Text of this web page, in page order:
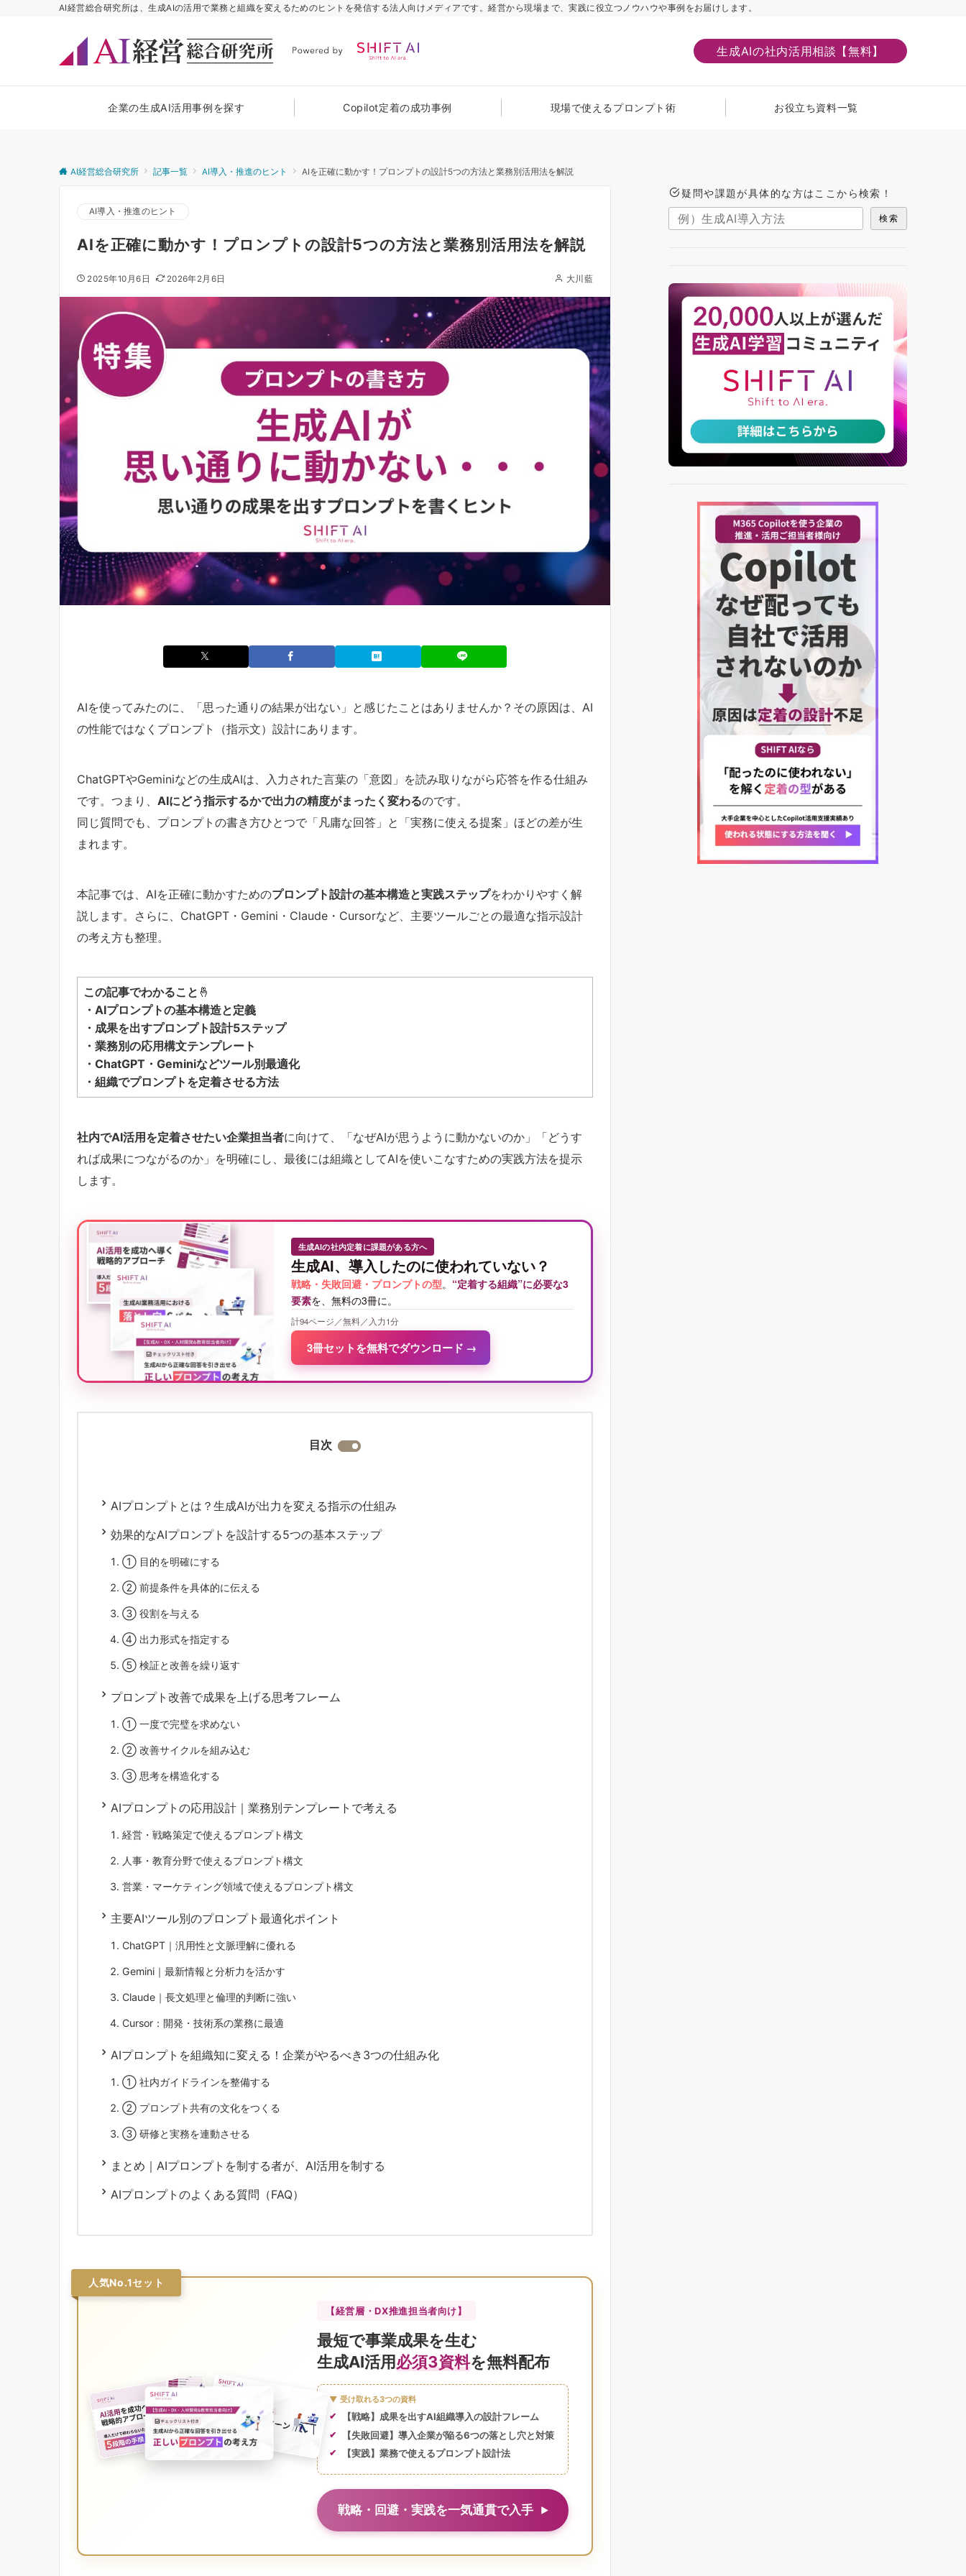
AI経営総合研究所は、生成AIの活用で業務と組織を変えるためのヒントを発信する法人向けメディアです。経営から現場まで、実践に役立つノウハウや事例をお届けします。
生成AIの社内活用相談【無料】
企業の生成AI活用事例を探す Copilot定着の成功事例 現場で使えるプロンプト術 お役立ち資料一覧
AI経営総合研究所 記事一覧 AI導入・推進のヒント AIを正確に動かす！プロンプトの設計5つの方法と業務別活用法を解説
AI導入・推進のヒント
AIを正確に動かす！プロンプトの設計5つの方法と業務別活用法を解説
2025年10月6日 2026年2月6日 大川藍
AIを使ってみたのに、「思った通りの結果が出ない」と感じたことはありませんか？その原因は、AI
の性能ではなくプロンプト（指示文）設計にあります。
ChatGPTやGeminiなどの生成AIは、入力された言葉の「意図」を読み取りながら応答を作る仕組み
です。つまり、 AIにどう指示するかで出力の精度がまったく変わるのです。
同じ質問でも、プロンプトの書き方ひとつで「凡庸な回答」と「実務に使える提案」ほどの差が生
まれます。
本記事では、AIを正確に動かすためのプロンプト設計の基本構造と実践ステップをわかりやすく解
説します。さらに、ChatGPT・Gemini・Claude・Cursorなど、主要ツールごとの最適な指示設計
の考え方も整理。
この記事でわかること 🤞
・AIプロンプトの基本構造と定義
・成果を出すプロンプト設計5ステップ
・業務別の応用構文テンプレート
・ChatGPT・Geminiなどツール別最適化
・組織でプロンプトを定着させる方法
社内でAI活用を定着させたい企業担当者に向けて、「なぜAIが思うように動かないのか」「どうす
れば成果につながるのか」を明確にし、最後には組織としてAIを使いこなすための実践方法を提示
します。
生成AIの社内定着に課題がある方へ
生成AI、導入したのに使われていない？
戦略・失敗回避・プロンプトの型。 “定着する組織”に必要な3
要素を、無料の3冊に。
計94ページ／無料／入力1分
3冊セットを無料でダウンロード →
目次
AIプロンプトとは？生成AIが出力を変える指示の仕組み
効果的なAIプロンプトを設計する5つの基本ステップ
① 目的を明確にする
② 前提条件を具体的に伝える
③ 役割を与える
④ 出力形式を指定する
⑤ 検証と改善を繰り返す
プロンプト改善で成果を上げる思考フレーム
① 一度で完璧を求めない
② 改善サイクルを組み込む
③ 思考を構造化する
AIプロンプトの応用設計｜業務別テンプレートで考える
経営・戦略策定で使えるプロンプト構文
人事・教育分野で使えるプロンプト構文
営業・マーケティング領域で使えるプロンプト構文
主要AIツール別のプロンプト最適化ポイント
ChatGPT｜汎用性と文脈理解に優れる
Gemini｜最新情報と分析力を活かす
Claude｜長文処理と倫理的判断に強い
Cursor：開発・技術系の業務に最適
AIプロンプトを組織知に変える！企業がやるべき3つの仕組み化
① 社内ガイドラインを整備する
② プロンプト共有の文化をつくる
③ 研修と実務を連動させる
まとめ｜AIプロンプトを制する者が、AI活用を制する
AIプロンプトのよくある質問（FAQ）
人気No.1セット
【経営層・DX推進担当者向け】
最短で事業成果を生む
生成AI活用必須3資料を無料配布
▼ 受け取れる3つの資料
【戦略】成果を出すAI組織導入の設計フレーム
【失敗回避】導入企業が陥る6つの落とし穴と対策
【実践】業務で使えるプロンプト設計法
戦略・回避・実践を一気通貫で入手
疑問や課題が具体的な方はここから検索！
検索